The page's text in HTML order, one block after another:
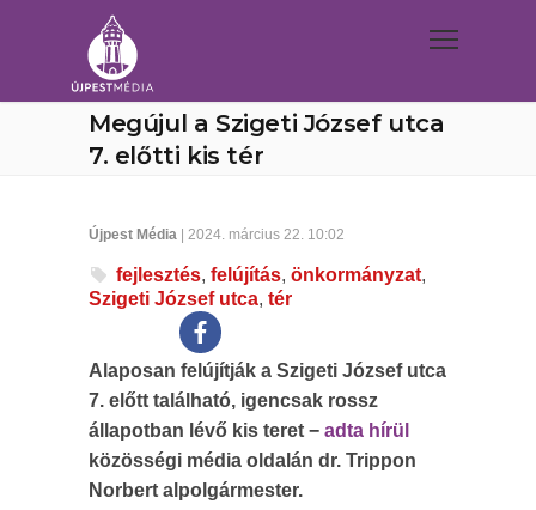
Megújul a Szigeti József utca
7. előtti kis tér
Újpest Média | 2024. március 22. 10:02
fejlesztés, felújítás, önkormányzat,
Szigeti József utca, tér
Alaposan felújítják a Szigeti József utca
7. előtt található, igencsak rossz
állapotban lévő kis teret − adta hírül
közösségi média oldalán dr. Trippon
Norbert alpolgármester.